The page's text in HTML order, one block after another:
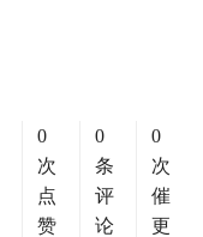
0
次
点
赞
0
条
评
论
0
次
催
更